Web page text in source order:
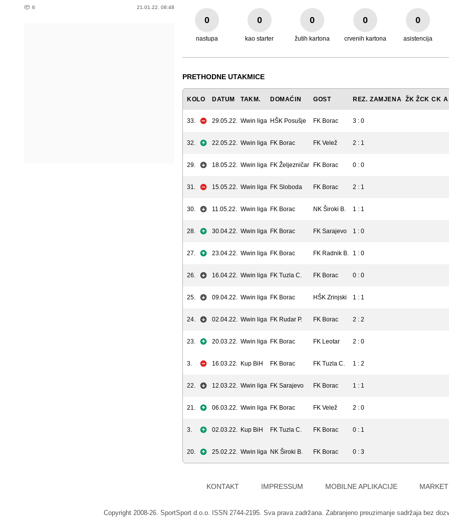
6 21.01.22. 08:48
0
nastupa
0
kao starter
0
žutih kartona
0
crvenih kartona
0
asistencija
PRETHODNE UTAKMICE
KOLO DATUM TAKM. DOMAĆIN GOST REZ. ZAMJENA ŽK ŽCK CK A
33. 29.05.22. Wwin liga HŠK Posušje FK Borac 3 : 0
32. 22.05.22. Wwin liga FK Borac FK Velež 2 : 1
29. 18.05.22. Wwin liga FK Željezničar FK Borac 0 : 0
31. 15.05.22. Wwin liga FK Sloboda FK Borac 2 : 1
30. 11.05.22. Wwin liga FK Borac NK Široki B. 1 : 1
28. 30.04.22. Wwin liga FK Borac FK Sarajevo 1 : 0
27. 23.04.22. Wwin liga FK Borac FK Radnik B. 1 : 0
26. 16.04.22. Wwin liga FK Tuzla C. FK Borac 0 : 0
25. 09.04.22. Wwin liga FK Borac HŠK Zrinjski 1 : 1
24. 02.04.22. Wwin liga FK Rudar P. FK Borac 2 : 2
23. 20.03.22. Wwin liga FK Borac FK Leotar 2 : 0
3. 16.03.22. Kup BiH FK Borac FK Tuzla C. 1 : 2
22. 12.03.22. Wwin liga FK Sarajevo FK Borac 1 : 1
21. 06.03.22. Wwin liga FK Borac FK Velež 2 : 0
3. 02.03.22. Kup BiH FK Tuzla C. FK Borac 0 : 1
20. 25.02.22. Wwin liga NK Široki B. FK Borac 0 : 3
KONTAKT IMPRESSUM MOBILNE APLIKACIJE
Copyright 2008-26. SportSport d.o.o. ISSN 2744-2195. Sva prava zadržana. Zabranjeno preuzimanje sadržaja bez